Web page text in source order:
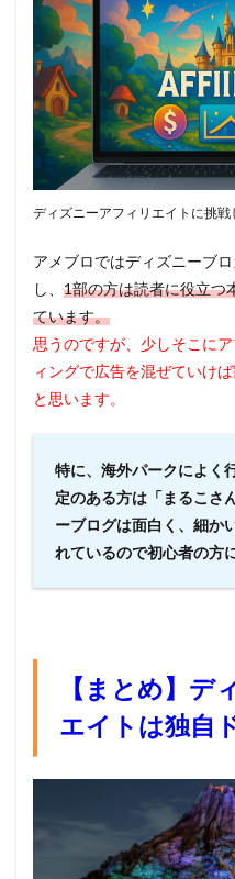
ディズニーアフィリエイトに挑戦
アメブロではディズニーブ
し、 1部の方は読者に役立つ
ています。
思うのですが、少しそこに
ィングで広告を混ぜていけ
と思います。
特に、海外パークによく
定のある方は「まるこさ
ーブログは面白く、細か
れているので初心者の方
【まとめ】デ
エイトは独自